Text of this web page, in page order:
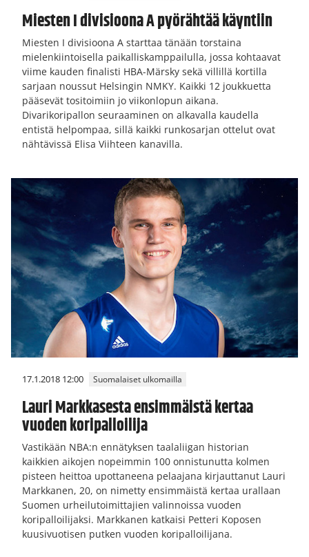
Miesten I divisioona A pyörähtää käyntiin
Miesten I divisioona A starttaa tänään torstaina
mielenkiintoisella paikalliskamppailulla, jossa kohtaavat
viime kauden finalisti HBA-Märsky sekä villillä kortilla
sarjaan noussut Helsingin NMKY. Kaikki 12 joukkuetta
pääsevät tositoimiin jo viikonlopun aikana.
Divarikoripallon seuraaminen on alkavalla kaudella
entistä helpompaa, sillä kaikki runkosarjan ottelut ovat
nähtävissä Elisa Viihteen kanavilla.
17.1.2018 12:00 Suomalaiset ulkomailla
Lauri Markkasesta ensimmäistä kertaa
vuoden koripalloilija
Vastikään NBA:n ennätyksen taalaliigan historian
kaikkien aikojen nopeimmin 100 onnistunutta kolmen
pisteen heittoa upottaneena pelaajana kirjauttanut Lauri
Markkanen, 20, on nimetty ensimmäistä kertaa urallaan
Suomen urheilutoimittajien valinnoissa vuoden
koripalloilijaksi. Markkanen katkaisi Petteri Koposen
kuusivuotisen putken vuoden koripalloilijana.